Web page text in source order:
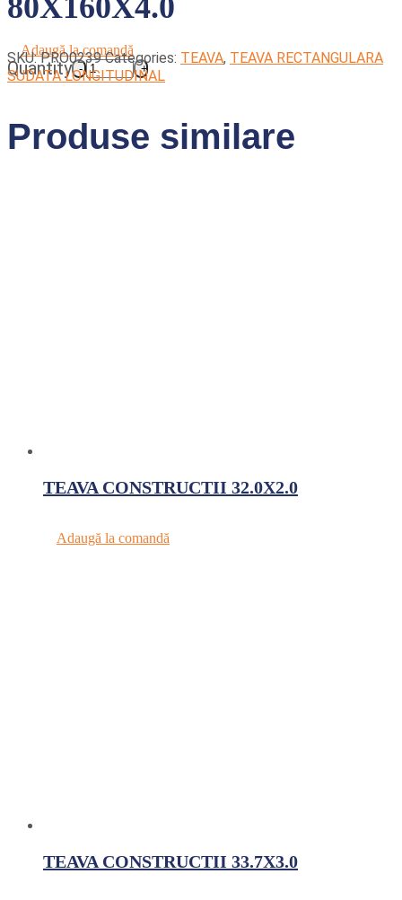
80X160X4.0
Adaugă la comandă
Quantity
SKU:PRO0239 Categories: TEAVA, TEAVA RECTANGULARA
SUDATA LONGITUDINAL
Produse similare
TEAVA CONSTRUCTII 32.0X2.0
Adaugă la comandă
TEAVA CONSTRUCTII 33.7X3.0